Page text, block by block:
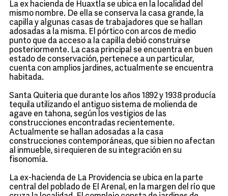
La ex hacienda de Huaxtla se ubica en la localidad del
mismo nombre. De ella se conserva la casa grande, la
capilla y algunas casas de trabajadores que se hallan
adosadas a la misma. El pórtico con arcos de medio
punto que da acceso a la capilla debió construirse
posteriormente. La casa principal se encuentra en buen
estado de conservación, pertenece a un particular,
cuenta con amplios jardines, actualmente se encuentra
habitada.
Santa Quiteria que durante los años 1892 y 1938 producía
tequila utilizando el antiguo sistema de molienda de
agave en tahona, según los vestigios de las
construcciones encontradas recientemente.
Actualmente se hallan adosadas a la casa
construcciones contemporáneas, que si bien no afectan
al inmueble, si requieren de su integración en su
fisonomía.
La ex-hacienda de La Providencia se ubica en la parte
central del poblado de El Arenal, en la margen del río que